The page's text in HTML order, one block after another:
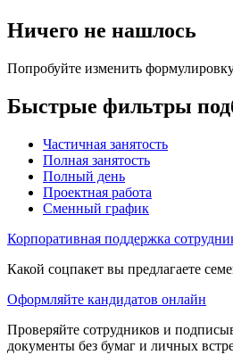
Ничего не нашлось
Попробуйте изменить
Быстрые фильтры
Частичная занятость
Полная занятость
Полный день
Проектная работа
Сменный график
Корпоративная поддержка
Какой соцпакет вы предлагаете
Оформляйте кандидатов онлайн
Проверяйте сотрудников и
документы без бумаг и личных